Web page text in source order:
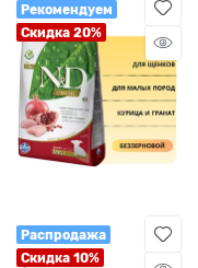
Рекомендуем
Скидка 20%
Распродажа
Скидка 10%